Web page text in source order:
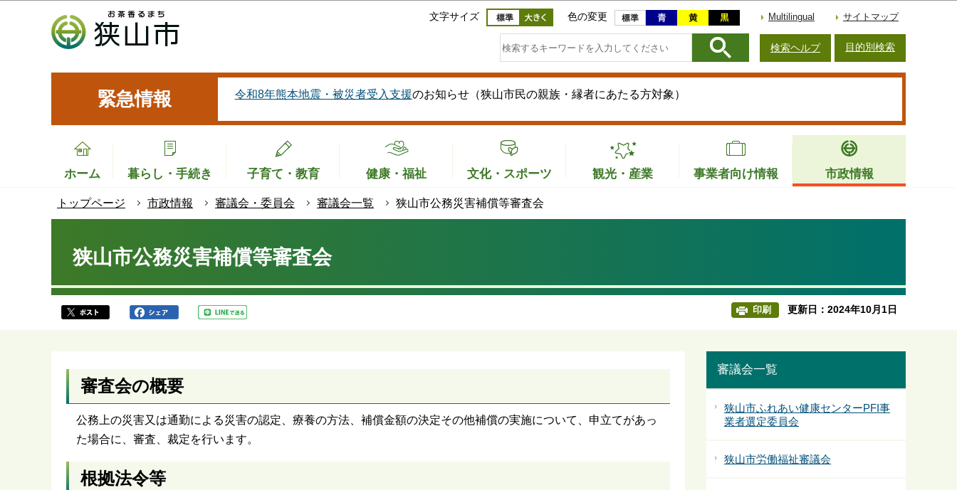
このページの本文へ移動
文字サイズ 色の変更 Multilingual サイトマップ
検索ヘルプ 目的別検索
緊急情報 令和8年熊本地震・被災者受入支援のお知らせ（狭山市民の親族・縁者にあたる方対象）
ホーム 暮らし・手続き 子育て・教育 健康・福祉 文化・スポーツ 観光・産業 事業者向け情報 市政情報
トップページ 市政情報 審議会・委員会 審議会一覧 狭山市公務災害補償等審査会
狭山市公務災害補償等審査会
印刷 更新日：2024年10月1日
審査会の概要
公務上の災害又は通勤による災害の認定、療養の方法、補償金額の決定その他補償の実施について、申立てがあっ
た場合に、審査、裁定を行います。
根拠法令等
審議会一覧
狭山市ふれあい健康センターPFI事
業者選定委員会
狭山市労働福祉審議会